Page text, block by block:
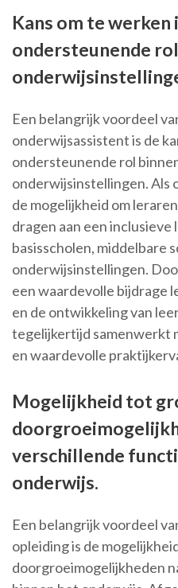
Kans om te werken
ondersteunende
Een belangrijk voordeel
onderwijsassistent is de
ondersteunende rol
onderwijsinstellingen. Als
de mogelijkheid om
dragen aan een inclusieve
basisscholen, middelbare
onderwijsinstellingen.
een waardevolle bijdrage
en de ontwikkeling van
tegelijkertijd samenwerkt
en waardevolle
Mogelijkheid tot
verschillende
onderwijs.
Een belangrijk voordeel
opleiding is de
doorgroeimogelijkheden